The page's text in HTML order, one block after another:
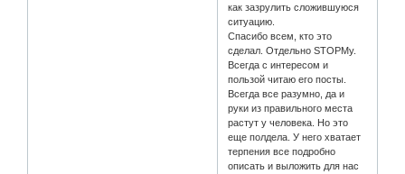
как зазрулить сложившуюся
ситуацию.
Спасибо всем, кто это
сделал. Отдельно STOPMу.
Всегда с интересом и
пользой читаю его посты.
Всегда все разумно, да и
руки из правильного места
растут у человека. Но это
еще полдела. У него хватает
терпения все подробно
описать и выложить для нас